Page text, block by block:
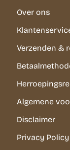
Over ons
Verzenden &
Algemene
Disclaimer
Privacy Policy